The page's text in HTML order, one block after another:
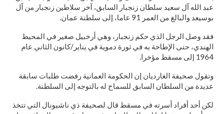
عبد الله آل سعيد سلطان زنجبار السابق، آخر سلاطين زنجبار من آل
بوسيعد والبالغ من العمر 91 عاما، إلى سلطنة عمان.
فقد وصل الرجل الذي حكم زنجبار، وهي أرخبيل صغير في المحيط
الهندي، حتى الإطاحة به في ثورة دموية في يناير/كانون الثاني عام
1964 إلى مسقط مؤخرا.
وتقول صحيفة الغارديان إن الحكومة العمانية رفضت طلبات سابقة
عديدة من السلطان السابق للسماح له بالتوجه إلى السلطنة.
لكن أحد أفراد أسرته في مسقط قال لصحيفة ذي ناشيونال التي تتخذ